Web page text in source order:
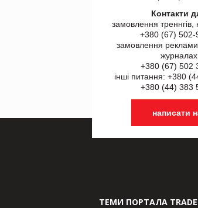
Контакти
замовлення треннгів,
+380 (67) 502-
замовлення реклами
+380 (67) 502
інші питання: +380
+380 (44) 383
написати
ТЕМИ ПОРТАЛА